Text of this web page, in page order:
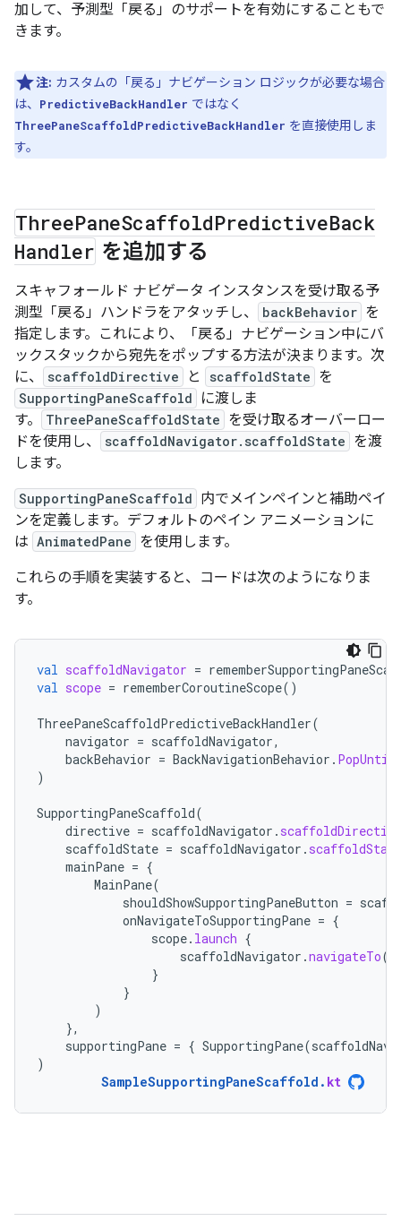
加して、予測型「戻る」のサポートを有効にすることもで
きます。
注: カスタムの「戻る」ナビゲーション ロジックが必要な場合
は、
PredictiveBackHandler ではなく
ThreePaneScaffoldPredictiveBackHandler を直接使用しま
す。
ThreePaneScaffoldPredictiveBack
Handler を追加する
スキャフォールド ナビゲータ インスタンスを受け取る予
測型「戻る」ハンドラをアタッチし、
backBehavior を
指定します。これにより、「戻る」ナビゲーション中にバ
ックスタックから宛先をポップする方法が決まります。次
に、
scaffoldDirective と scaffoldState を
SupportingPaneScaffold
に渡しま
す。
ThreePaneScaffoldState を受け取るオーバーロー
ドを使用し、
scaffoldNavigator.scaffoldState を渡
します。
SupportingPaneScaffold 内でメインペインと補助ペイ
ンを定義します。デフォルトのペイン アニメーションに
は AnimatedPane を使用します。
これらの手順を実装すると、コードは次のようになりま
す。
val scaffoldNavigator =
val scope = rememberCoroutineScope()
ThreePaneScaffoldPredictiveBackHandler(
navigator = scaffoldNavigator,
backBehavior = BackNavigationBehavior .
)
SupportingPaneScaffold(
directive = scaffoldNavigator . scaffoldDirective
scaffoldState = scaffoldNavigator . scaffoldState
mainPane = {
MainPane(
shouldShowSupportingPaneButton =
onNavigateToSupportingPane = {
scope. launch {
scaffoldNavigator .navigateTo(
}
}
)
},
supportingPane = { SupportingPane(
)
SampleSupportingPaneScaffold . kt